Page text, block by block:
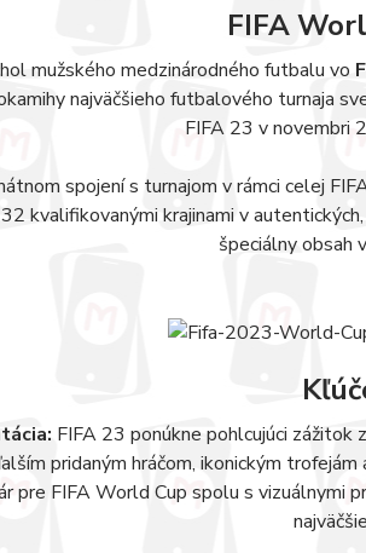
FIFA
mužského medzinárodného futbalu vo
najväčšieho futbalového turnaja
FIFA 23 v novembri
spojení s turnajom v rámci celej
kvalifikovanými krajinami v
špeciálny obsah
FIFA 23 ponúkne pohlcujúci zážitok
pridaným hráčom, ikonickým
pre FIFA World Cup spolu s vizuálnymi